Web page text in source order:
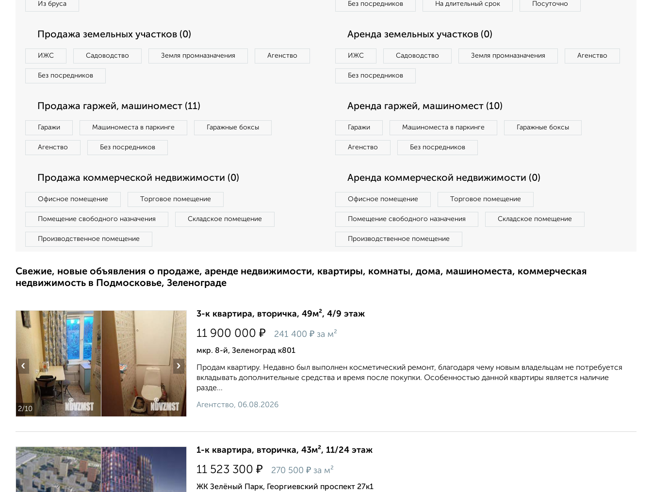
Из бруса Без посредников На длительный срок Посуточно
Продажа земельных участков (0)
ИЖС Садоводство Земля промназначения Агенство
Без посредников
Аренда земельных участков (0)
ИЖС Садоводство Земля промназначения Агенство
Без посредников
Продажа гаржей, машиномест (11)
Гаражи Машиноместа в паркинге Гаражные боксы
Агенство Без посредников
Аренда гаржей, машиномест (10)
Гаражи Машиноместа в паркинге Гаражные боксы
Агенство Без посредников
Продажа коммерческой недвижимости (0)
Офисное помещение Торговое помещение
Помещение свободного назначения Складское помещение
Производственное помещение
Аренда коммерческой недвижимости (0)
Офисное помещение Торговое помещение
Помещение свободного назначения Складское помещение
Производственное помещение
Свежие, новые объявления о продаже, аренде недвижимости, квартиры, комнаты, дома, машиноместа, коммерческая
недвижимость в Подмосковье, Зеленограде
2/10
‹ ›
3-к квартира, вторичка, 49м², 4/9 этаж
11 900 000 ₽ 241 400 ₽ за м²
мкр. 8-й, Зеленоград к801
Продам квартиру. Недавно был выполнен косметический ремонт, благодаря чему новым владельцам не потребуется
вкладывать дополнительные средства и время после покупки. Особенностью данной квартиры является наличие
разде...
Агентство, 06.08.2026
1-к квартира, вторичка, 43м², 11/24 этаж
11 523 300 ₽ 270 500 ₽ за м²
ЖК Зелёный Парк, Георгиевский проспект 27к1